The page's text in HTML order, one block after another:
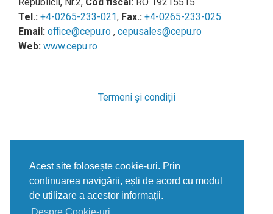
Tel.: +4-0265-233-021, Fax.: +4-0265-233-025
Email: office@cepu.ro , cepusales@cepu.ro
Web: www.cepu.ro
Termeni și condiții
Politica de confidențialitate
Acest site folosește cookie-uri. Prin
continuarea navigării, ești de acord cu modul
de utilizare a acestor informații.